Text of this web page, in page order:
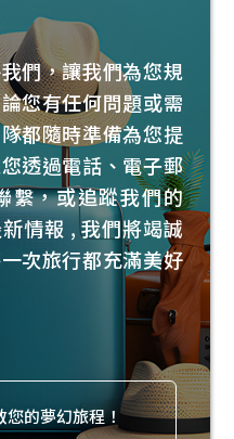
們，讓我們為您規
您有任何問題或需
都隨時準備為您提
透過電話、電子郵
繫，或追蹤我們的
情報 , 我們將竭誠
次旅行都充滿美好
您的夢幻旅程！